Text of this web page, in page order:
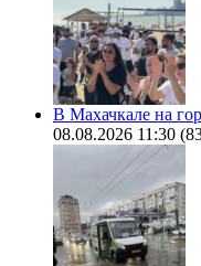
В Махачкале на
08.08.2026 11:30